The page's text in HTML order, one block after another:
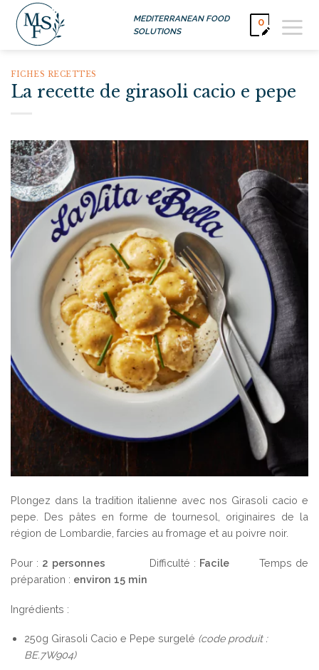
Passer
contenu
MEDITERRANEAN FOOD
SOLUTIONS
0
FICHES RECETTES
La recette de girasoli cacio e pepe
Plongez dans la tradition italienne avec nos Girasoli cacio e
pepe. Des pâtes en forme de tournesol, originaires de la
région de Lombardie, farcies au fromage et au poivre noir.
Pour : 2 personnes Difficulté : Facile Temps de
préparation : environ 15 min
Ingrédients :
250g Girasoli Cacio e Pepe surgelé (code produit :
BE.7W904)